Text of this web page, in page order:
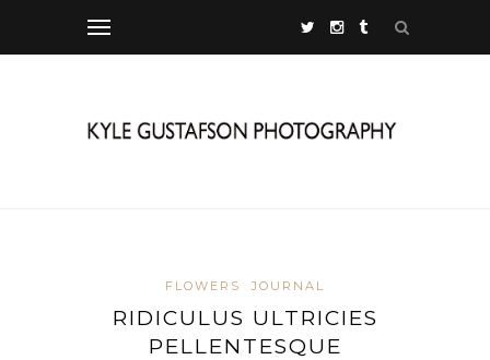
FLOWERS JOURNAL
RIDICULUS ULTRICIES
PELLENTESQUE